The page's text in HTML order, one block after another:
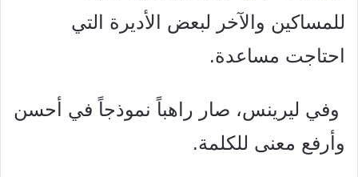
للمساكين والآخر لبعض الأديرة
التي
احتاجت مساعدة.
وفي ليرينس، صار راهباً نموذجاً في أحسن
وأرفع معنى للكلمة.